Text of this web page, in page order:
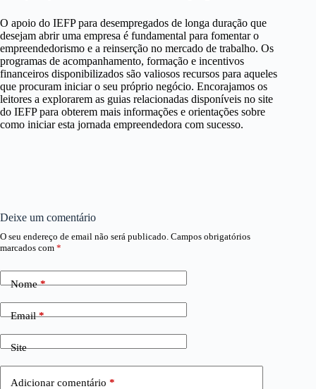
O apoio do IEFP para desempregados de longa duração que
desejam abrir uma empresa é fundamental para fomentar o
empreendedorismo e a reinserção no mercado de trabalho. Os
programas de acompanhamento, formação e incentivos
financeiros disponibilizados são valiosos recursos para aqueles
que procuram iniciar o seu próprio negócio. Encorajamos os
leitores a explorarem as guias relacionadas disponíveis no site
do IEFP para obterem mais informações e orientações sobre
como iniciar esta jornada empreendedora com sucesso.
Deixe um comentário
O seu endereço de email não será publicado. Campos obrigatórios
marcados com *
Nome*
Email*
Site
Adicionar comentário *